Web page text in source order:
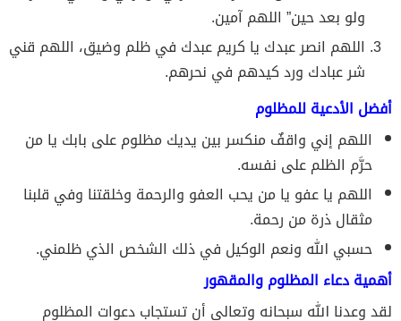
ولو بعد حين” اللهم آمين.
اللهم انصر عبدك يا كريم عبدك في ظلم وضيق، اللهم قني
شر عبادك ورد كيدهم في نحرهم.
أفضل الأدعية للمظلوم
اللهم إني واقفٌ منكسر بين يديك مظلوم على بابك يا من
حرَّم الظلم على نفسه.
اللهم يا عفو يا من يحب العفو والرحمة وخلقتنا وفي قلبنا
مثقال ذرة من رحمة.
حسبي الله ونعم الوكيل في ذلك الشخص الذي ظلمني.
أهمية دعاء المظلوم والمقهور
لقد وعدنا الله سبحانه وتعالى أن تستجاب دعوات المظلوم